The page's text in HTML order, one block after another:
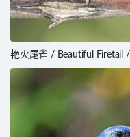
艳火尾雀 / Beautiful Firetail /
Stagonopleura bella